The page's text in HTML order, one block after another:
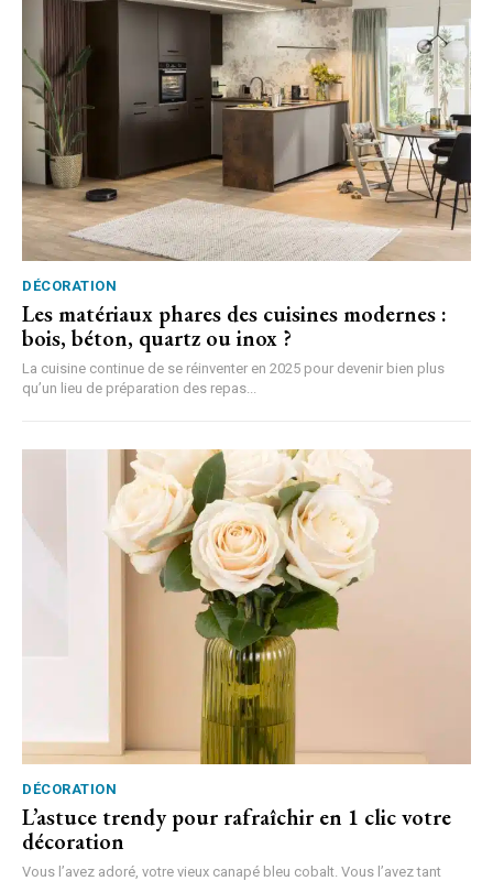
DÉCORATION
Les matériaux phares des cuisines modernes :
bois, béton, quartz ou inox ?
La cuisine continue de se réinventer en 2025 pour devenir bien plus
qu’un lieu de préparation des repas...
DÉCORATION
L’astuce trendy pour rafraîchir en 1 clic votre
décoration
Vous l’avez adoré, votre vieux canapé bleu cobalt. Vous l’avez tant